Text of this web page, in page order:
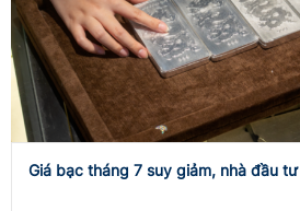
Giá bạc tháng 7 suy giảm, nhà đầu